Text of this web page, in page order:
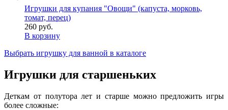
Игрушки для купания "Овощи" (капуста, морковь,
томат, перец)
260 руб.
В корзину
Выбрать игрушку для ванной в каталоге
Игрушки для старшеньких
Деткам от полутора лет и старше можно предложить игры
более сложные: